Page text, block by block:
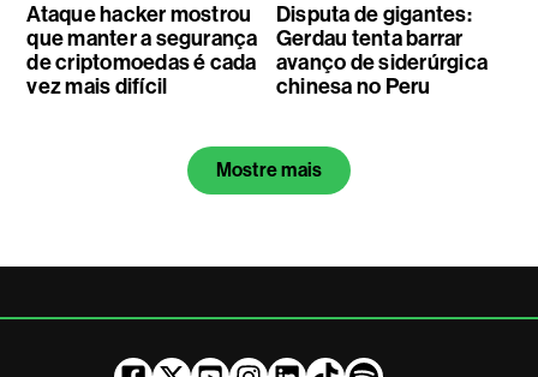
Ataque hacker mostrou
que manter a segurança
de criptomoedas é cada
vez mais difícil
Disputa de gigantes:
Gerdau tenta barrar
avanço de siderúrgica
chinesa no Peru
Mostre mais